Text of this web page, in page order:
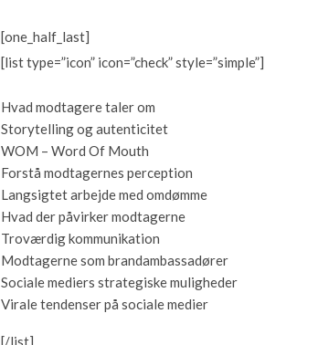
[one_half_last]
[list type=”icon” icon=”check” style=”simple”]
Hvad modtagere taler om
Storytelling og autenticitet
WOM – Word Of Mouth
Forstå modtagernes perception
Langsigtet arbejde med omdømme
Hvad der påvirker modtagerne
Troværdig kommunikation
Modtagerne som brandambassadører
Sociale mediers strategiske muligheder
Virale tendenser på sociale medier
[/list]